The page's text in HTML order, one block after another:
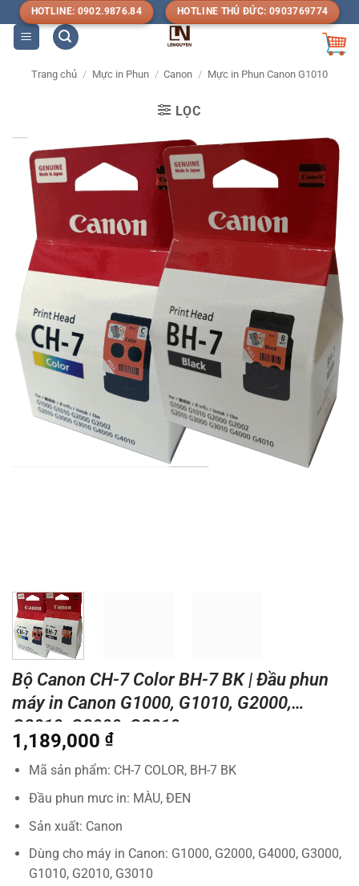
qua
nội
HOTLINE: 0902.9876.84 HOTLINE THỦ ĐỨC: 0903769774
Trang chủ / Mực in Phun / Canon / Mực in Phun Canon G1010
LỌC
Bộ Canon CH-7 Color BH-7 BK | Đầu phun
máy in Canon G1000, G1010, G2000,
G2010, G3000, G3010
1,189,000 ₫
Mã sản phẩm: CH-7 COLOR, BH-7 BK
Đầu phun mưc in: MÀU, ĐEN
Sản xuất: Canon
Dùng cho máy in Canon: G1000, G2000, G4000, G3000,
G1010, G2010, G3010